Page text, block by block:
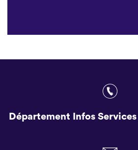
Département Infos Services